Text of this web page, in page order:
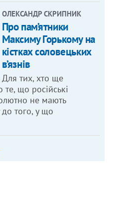
ОЛЕКСАНДР СКРИПНИК
Про пам’ятники
Максиму Горькому на
кістках соловецьких
в’язнів
Для тих, хто ще
що російські
не мають
того, у що